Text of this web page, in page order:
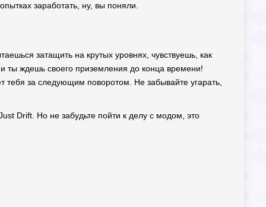
заработать, ну, вы поняли.
затащить на крутых уровнях, чувствуешь, как
ты ждешь своего приземления до конца времени!
за следующим поворотом. Не забывайте угарать,
Drift. Но не забудьте пойти к делу с модом, это